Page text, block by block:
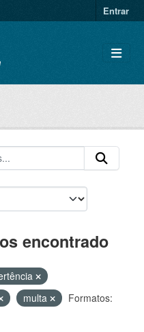
Entrar
encontrado
multa
Formatos: